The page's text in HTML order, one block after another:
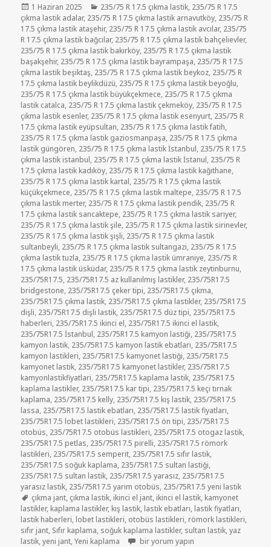
Yayın
tarihi
1 Haziran 2025 Kategoriler
235/75 R 17.5 çıkma lastik, 235/75 R 17.5
çıkma lastik adalar, 235/75 R 17.5 çıkma lastik arnavutköy, 235/75 R
17.5 çıkma lastik ataşehir, 235/75 R 17.5 çıkma lastik avcılar, 235/75
R 17.5 çıkma lastik bağcılar, 235/75 R 17.5 çıkma lastik bahçelievler,
235/75 R 17.5 çıkma lastik bakırköy, 235/75 R 17.5 çıkma lastik
başakşehir, 235/75 R 17.5 çıkma lastik bayrampaşa, 235/75 R 17.5
çıkma lastik beşiktaş, 235/75 R 17.5 çıkma lastik beykoz, 235/75 R
17.5 çıkma lastik beylikdüzü, 235/75 R 17.5 çıkma lastik beyoğlu,
235/75 R 17.5 çıkma lastik büyükçekmece, 235/75 R 17.5 çıkma
lastik catalca, 235/75 R 17.5 çıkma lastik çekmeköy, 235/75 R 17.5
çıkma lastik esenler, 235/75 R 17.5 çıkma lastik esenyurt, 235/75 R
17.5 çıkma lastik eyüpsultan, 235/75 R 17.5 çıkma lastik fatih,
235/75 R 17.5 çıkma lastik gaziosmanpaşa, 235/75 R 17.5 çıkma
lastik güngören, 235/75 R 17.5 çıkma lastik İstanbul, 235/75 R 17.5
çıkma lastik istanbul, 235/75 R 17.5 çıkma lastik İstanul, 235/75 R
17.5 çıkma lastik kadıköy, 235/75 R 17.5 çıkma lastik kağıthane,
235/75 R 17.5 çıkma lastik kartal, 235/75 R 17.5 çıkma lastik
küçükçekmece, 235/75 R 17.5 çıkma lastik maltepe, 235/75 R 17.5
çıkma lastik merter, 235/75 R 17.5 çıkma lastik pendik, 235/75 R
17.5 çıkma lastik sancaktepe, 235/75 R 17.5 çıkma lastik sarıyer,
235/75 R 17.5 çıkma lastik şile, 235/75 R 17.5 çıkma lastik sirinevler,
235/75 R 17.5 çıkma lastik şişli, 235/75 R 17.5 çıkma lastik
sultanbeyli, 235/75 R 17.5 çıkma lastik sultangazi, 235/75 R 17.5
çıkma lastik tuzla, 235/75 R 17.5 çıkma lastik ümraniye, 235/75 R
17.5 çıkma lastik üsküdar, 235/75 R 17.5 çıkma lastik zeytinburnu,
235/75R17.5, 235/75R17.5 az kullanılmış lastikler, 235/75R17.5
bridgestone, 235/75R17.5 çeker tipi, 235/75R17.5 çıkma,
235/75R17.5 çıkma lastik, 235/75R17.5 çıkma lastikler, 235/75R17.5
dişli, 235/75R17.5 dişli lastik, 235/75R17.5 düz tipi, 235/75R17.5
haberleri, 235/75R17.5 ikinci el, 235/75R17.5 ikinci el lastik,
235/75R17.5 İstanbul, 235/75R17.5 kamyon lastiği, 235/75R17.5
kamyon lastik, 235/75R17.5 kamyon lastik ebatları, 235/75R17.5
kamyon lastikleri, 235/75R17.5 kamyonet lastiği, 235/75R17.5
kamyonet lastik, 235/75R17.5 kamyonet lastikler, 235/75R17.5
kamyonlastikfiyatlari, 235/75R17.5 kaplama lastik, 235/75R17.5
kaplama lastikler, 235/75R17.5 kar tipi, 235/75R17.5 keçi tırnak
kaplama, 235/75R17.5 kelly, 235/75R17.5 kış lastik, 235/75R17.5
lassa, 235/75R17.5 lastik ebatları, 235/75R17.5 lastik fiyatları,
235/75R17.5 lobet lastikleri, 235/75R17.5 ön tipi, 235/75R17.5
otobüs, 235/75R17.5 otobüs lastikleri, 235/75R17.5 otogaz lastik,
235/75R17.5 petlas, 235/75R17.5 pirelli, 235/75R17.5 römork
lastikleri, 235/75R17.5 semperit, 235/75R17.5 sıfır lastik,
235/75R17.5 soğuk kaplama, 235/75R17.5 sultan lastiği,
235/75R17.5 sultan lastik, 235/75R17.5 yarasız, 235/75R17.5
yarasız lastik, 235/75R17.5 yarım otobüs, 235/75R17.5 yeni lastik
Etiketler
çıkma jant, çıkma lastik, ikinci el jant, ikinci el lastik, kamyonet
lastikler, kaplama lastikler, kış lastik, lastik ebatları, lastik fiyatları,
lastik haberleri, lobet lastikleri, otobüs lastikleri, römork lastikleri,
sıfır jant, Sıfır kaplama, soğuk kaplama lastikler, sultan lastik,yaz
lastik,yeni jant,Yeni kaplama 235/75R17.5 SIFIR KAPLAMA
bir yorum yapın